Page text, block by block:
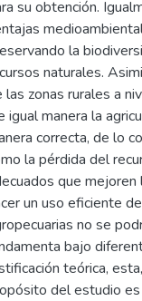
su obtención.
la
naturales.
las zonas rurales a
igual manera la
correcta, de lo
la pérdida del
que mejoren
un uso eficiente
no se
bajo
teórica,
del estudio